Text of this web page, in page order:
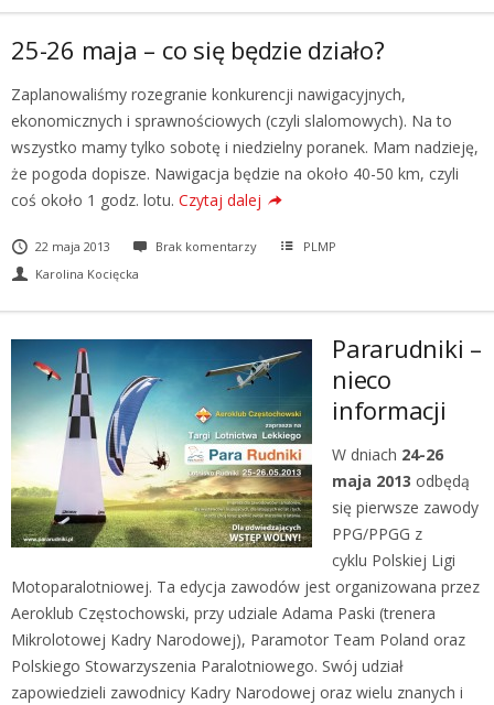
25-26 maja – co się będzie działo?
Zaplanowaliśmy rozegranie konkurencji nawigacyjnych,
ekonomicznych i sprawnościowych (czyli slalomowych). Na to
wszystko mamy tylko sobotę i niedzielny poranek. Mam nadzieję,
że pogoda dopisze. Nawigacja będzie na około 40-50 km, czyli
coś około 1 godz. lotu. Czytaj dalej
22 maja 2013 Brak komentarzy
PLMP
Karolina Kocięcka
Pararudniki –
nieco
informacji
W dniach 24-26
maja 2013 odbędą
się pierwsze zawody
PPG/PPGG z
cyklu Polskiej Ligi
Motoparalotniowej. Ta edycja zawodów jest organizowana przez
Aeroklub Częstochowski, przy udziale Adama Paski (trenera
Mikrolotowej Kadry Narodowej), Paramotor Team Poland oraz
Polskiego Stowarzyszenia Paralotniowego. Swój udział
zapowiedzieli zawodnicy Kadry Narodowej oraz wielu znanych i